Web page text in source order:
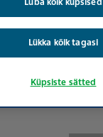
Lükka kõik tagasi
Küpsiste sätted